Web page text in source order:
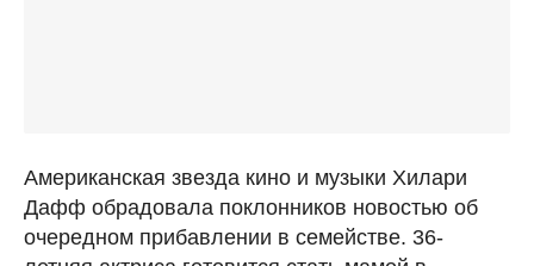
Американская звезда кино и музыки Хилари
Дафф обрадовала поклонников новостью об
очередном прибавлении в семействе. 36-